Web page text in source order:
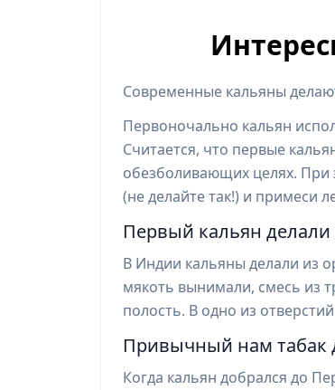
Современные кальяны
Первоночально кальян
Считается, что первые
обезболивающих целях. При
(не делайте так!) и примеси
Первый кальян делали
В Индии кальяны делали из
мякоть вынимали, смесь из
полость. В одно из
Привычный нам табак
Когда кальян добрался до